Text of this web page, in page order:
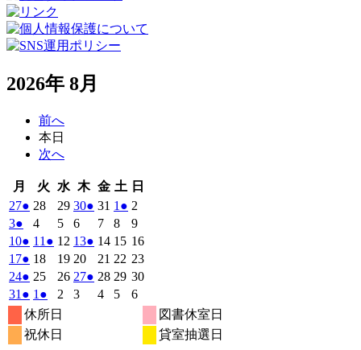
2026年 8月
前へ
本日
次へ
月
曜
日
火 火
曜
日
水 水
曜
日
木木
曜
日
金金
曜
日
土 土
曜
日
日
272026
年
7
月
27
日
● (1
件
の
イ
ベ
ン
ト)
282026
7
月
日
292026
年
7
月
29
日
302026
7
月
30
日
● (1
件
の
イ
ベ
ン
31 2026
年
7
月
31
日
1 2026
年
8
月
1
日
● (1
件
の
イ
ベ
ン
ト)
2
年
8
月
2
日
32026
年
8
月
3
日
●
件
の
イ
ベ
ン
ト)
42026
年
8
月
4
日
52026
年
8
月
5
日
62026
年
8
月
6
日
72026
年
8
月
7
日
82026
年
8
月
8
日
92026
年
8
月
9
日
102026
年
8
月
10
日
● (1
件
の
イ
ベ
ン
ト)
11 2026
11
日
● (1
件
の
イ
ベ
ン
ト)
12 2026
年
8
月
12
132026
年
8
月
● (1
件
の
イ
142026
年
8
月
14
152026
年
8
月
15
162026
8
16
172026
年
8
月
17
日
● (1
件
の
イ
ベ
ン
182026
月
18
日
192026
年
8
202026
年
21 2026
年
8
22 2026
年
232026
年
月
242026
年
8
月
24
● (1
件
の
イ
ベ
252026
年
8
月
25
262026
年
272026
● (1
件
282026
年
292026
年
302026
8
月
31 2026
年
8
月
● (1
件
の
イ
1 2026
年
9
月
●
件
の
イ
2 2026
32026
42026
52026
62026
年
9
休所日
図書休室日
祝休日
貸室抽選日